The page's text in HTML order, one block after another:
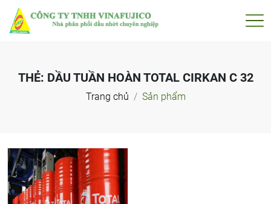
THẺ: DẦU TUẦN HOÀN TOTAL CIRKAN C 32
Trang chủ Sản phẩm